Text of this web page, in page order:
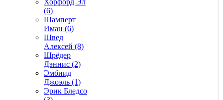
(6)
Шамперт
Иман (6)
Швед
Алексей (8)
Шрёдер
Дэннис (2)
Эмбиид
Джоэль (1)
Эрик Бледсо